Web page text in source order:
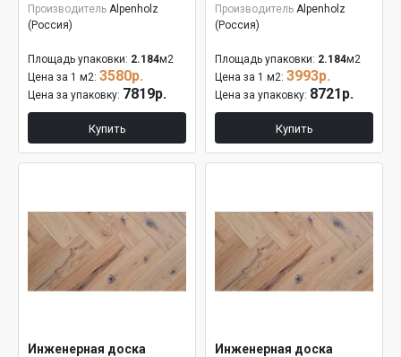
Производитель Alpenholz
(Россия)
Площадь упаковки: 2.184м2
Цена за 1 м2: 3580р.
Цена за упаковку: 7819р.
Купить
Производитель Alpenholz
(Россия)
Площадь упаковки: 2.184м2
Цена за 1 м2: 3993р.
Цена за упаковку: 8721р.
Купить
Инженерная доска
Инженерная доска